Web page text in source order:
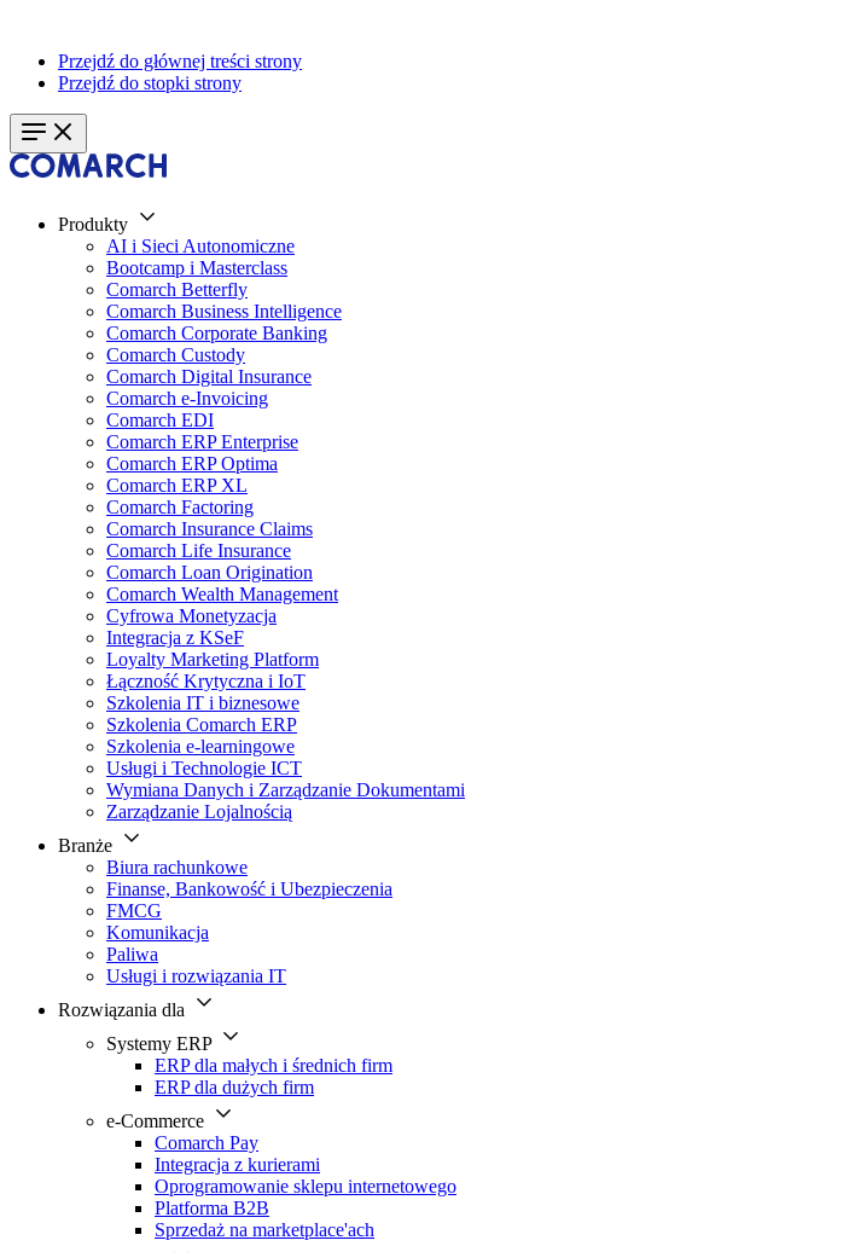
Przejdź do głównej treści strony
Przejdź do stopki strony
Produkty
AI i Sieci Autonomiczne
Bootcamp i Masterclass
Comarch Betterfly
Comarch Business Intelligence
Comarch Corporate Banking
Comarch Custody
Comarch Digital Insurance
Comarch e-Invoicing
Comarch EDI
Comarch ERP Enterprise
Comarch ERP Optima
Comarch ERP XL
Comarch Factoring
Comarch Insurance Claims
Comarch Life Insurance
Comarch Loan Origination
Comarch Wealth Management
Cyfrowa Monetyzacja
Integracja z KSeF
Loyalty Marketing Platform
Łączność Krytyczna i IoT
Szkolenia IT i biznesowe
Szkolenia Comarch ERP
Szkolenia e-learningowe
Usługi i Technologie ICT
Wymiana Danych i Zarządzanie Dokumentami
Zarządzanie Lojalnością
Branże
Biura rachunkowe
Finanse, Bankowość i Ubezpieczenia
FMCG
Komunikacja
Paliwa
Usługi i rozwiązania IT
Rozwiązania dla
Systemy ERP
ERP dla małych i średnich firm
ERP dla dużych firm
e-Commerce
Comarch Pay
Integracja z kurierami
Oprogramowanie sklepu internetowego
Platforma B2B
Sprzedaż na marketplace'ach